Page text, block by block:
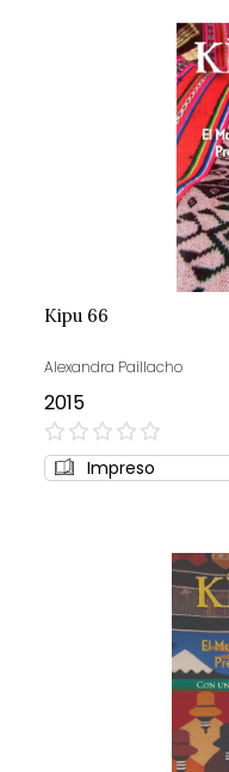
Kipu 66
Alexandra Paillacho
2015
0%
Impreso